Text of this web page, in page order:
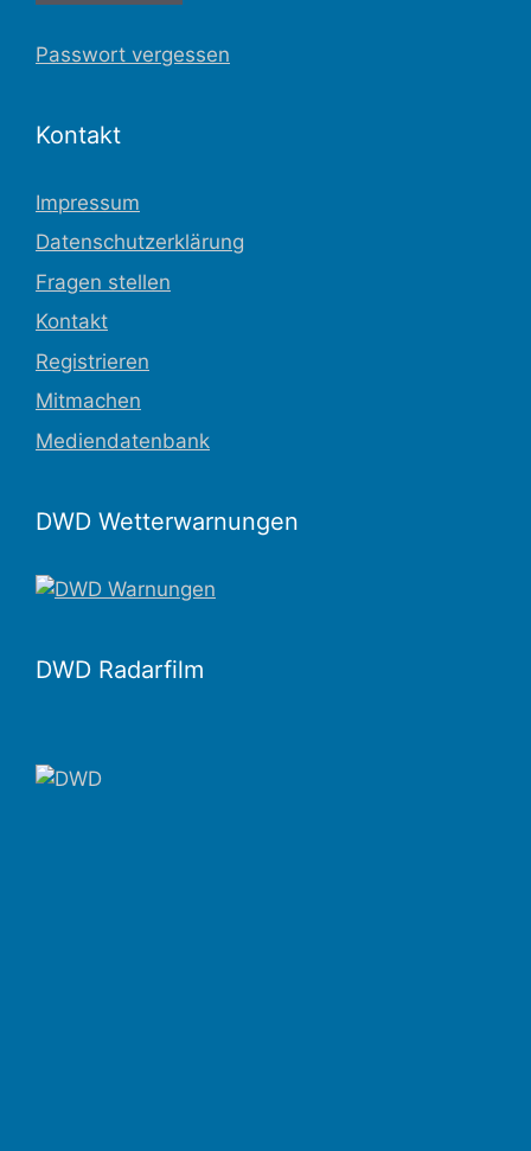
Passwort vergessen
Kontakt
Impressum
Datenschutzerklärung
Fragen stellen
Kontakt
Registrieren
Mitmachen
Mediendatenbank
DWD Wetterwarnungen
DWD Radarfilm